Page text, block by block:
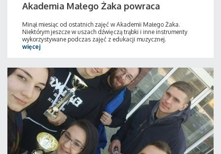
Akademia Małego Żaka powraca
Minął miesiąc od ostatnich zajęć w Akademii Małego Żaka.
Niektórym jeszcze w uszach dźwięczą trąbki i inne instrumenty
wykorzystywane podczas zajęć z edukacji muzycznej.
więcej